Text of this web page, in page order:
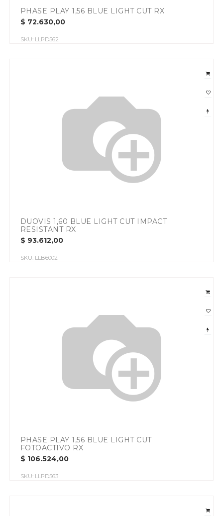
PHASE PLAY 1,56 BLUE LIGHT CUT RX
$ 72.630,00
SKU: LLPD562
DUOVIS 1,60 BLUE LIGHT CUT IMPACT
RESISTANT RX
$ 93.612,00
SKU: LLB6002
PHASE PLAY 1,56 BLUE LIGHT CUT
FOTOACTIVO RX
$ 106.524,00
SKU: LLPD563